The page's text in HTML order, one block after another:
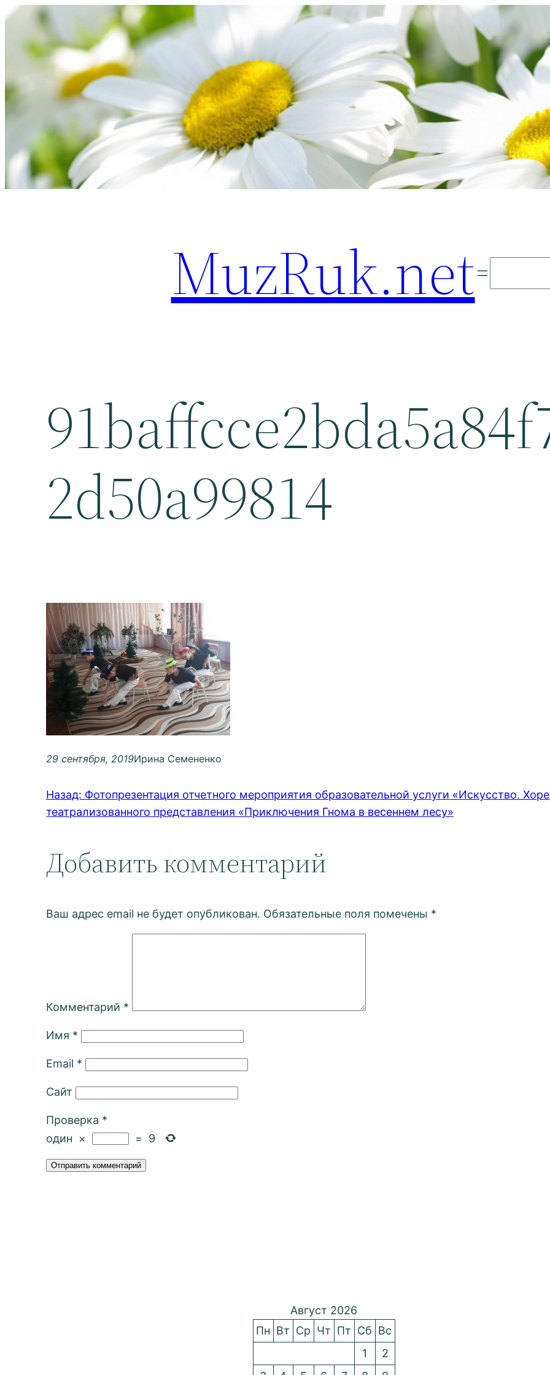
Перейти
содержимому
MuzRuk.net
2d50a99814
29 сентября, 2019Ирина Семененко
Назад: Фотопрезентация отчетного мероприятия образовательной услуги «Искусство.
театрализованного представления «Приключения Гнома в весеннем лесу»
Добавить комментарий
Ваш адрес email не будет опубликован. Обязательные поля помечены *
Комментарий *
Имя *
Email *
Сайт
Проверка *
один
× = 9
Август 2026
Пн Вт Ср Чт Пт Сб Вс
1
2